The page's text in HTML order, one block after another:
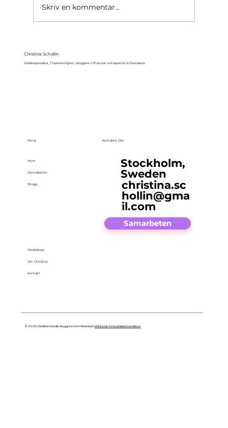
Skriv en kommentar...
Christina Schollin
Skådespelerska, TV-personlighet, bloggare, influencer, entreprenör, & föreläsare.
Meny
Hem
Samarbeten
Blogg
Webbshop
Om Christina
Kontakt
Kontakta Oss
Stockholm,
Sweden
christina.sc
hollin@gma
il.com
Samarbeten
© 2025 Christina Schollin. Byggd av Lion Härenstam(Klicka här för kontaktinformation)